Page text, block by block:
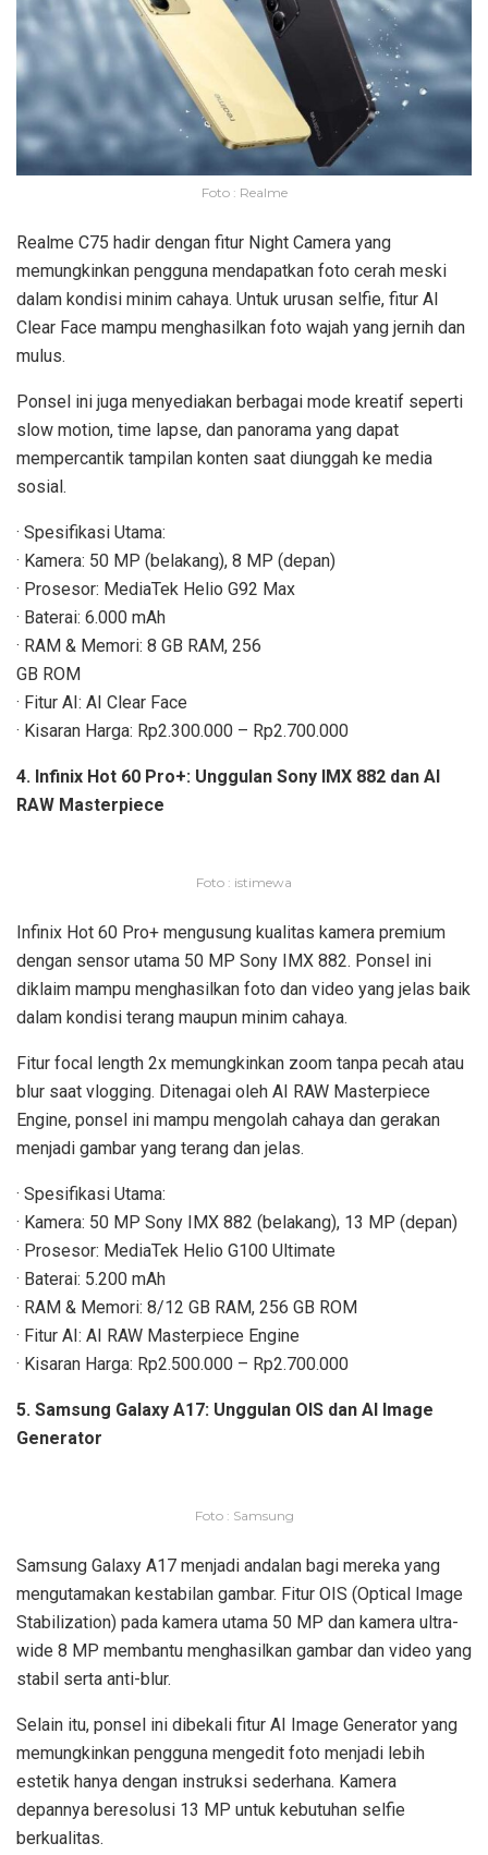
Foto : Realme
Realme C75 hadir dengan fitur Night Camera yang
memungkinkan pengguna mendapatkan foto cerah meski
dalam kondisi minim cahaya. Untuk urusan selfie, fitur AI
Clear Face mampu menghasilkan foto wajah yang jernih dan
mulus.
Ponsel ini juga menyediakan berbagai mode kreatif seperti
slow motion, time lapse, dan panorama yang dapat
mempercantik tampilan konten saat diunggah ke media
sosial.
· Spesifikasi Utama:
· Kamera: 50 MP (belakang), 8 MP (depan)
· Prosesor: MediaTek Helio G92 Max
· Baterai: 6.000 mAh
· RAM & Memori: 8 GB RAM, 256
GB ROM
· Fitur AI: AI Clear Face
· Kisaran Harga: Rp2.300.000 – Rp2.700.000
4. Infinix Hot 60 Pro+: Unggulan Sony IMX 882 dan AI
RAW Masterpiece
Foto : istimewa
Infinix Hot 60 Pro+ mengusung kualitas kamera premium
dengan sensor utama 50 MP Sony IMX 882. Ponsel ini
diklaim mampu menghasilkan foto dan video yang jelas baik
dalam kondisi terang maupun minim cahaya.
Fitur focal length 2x memungkinkan zoom tanpa pecah atau
blur saat vlogging. Ditenagai oleh AI RAW Masterpiece
Engine, ponsel ini mampu mengolah cahaya dan gerakan
menjadi gambar yang terang dan jelas.
· Spesifikasi Utama:
· Kamera: 50 MP Sony IMX 882 (belakang), 13 MP (depan)
· Prosesor: MediaTek Helio G100 Ultimate
· Baterai: 5.200 mAh
· RAM & Memori: 8/12 GB RAM, 256 GB ROM
· Fitur AI: AI RAW Masterpiece Engine
· Kisaran Harga: Rp2.500.000 – Rp2.700.000
5. Samsung Galaxy A17: Unggulan OIS dan AI Image
Generator
Foto : Samsung
Samsung Galaxy A17 menjadi andalan bagi mereka yang
mengutamakan kestabilan gambar. Fitur OIS (Optical Image
Stabilization) pada kamera utama 50 MP dan kamera ultra-
wide 8 MP membantu menghasilkan gambar dan video yang
stabil serta anti-blur.
Selain itu, ponsel ini dibekali fitur AI Image Generator yang
memungkinkan pengguna mengedit foto menjadi lebih
estetik hanya dengan instruksi sederhana. Kamera
depannya beresolusi 13 MP untuk kebutuhan selfie
berkualitas.